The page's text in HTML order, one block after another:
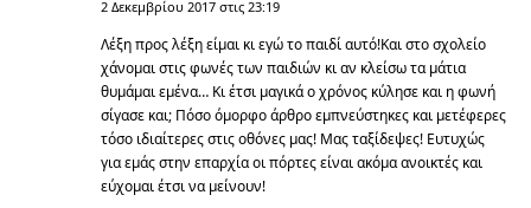
2 Δεκεμβρίου 2017 στις 23:19
Λέξη προς λέξη είμαι κι εγώ το παιδί αυτό!Και στο σχολείο
χάνομαι στις φωνές των παιδιών κι αν κλείσω τα μάτια
θυμάμαι εμένα… Κι έτσι μαγικά ο χρόνος κύλησε και η φωνή
σίγασε και; Πόσο όμορφο άρθρο εμπνεύστηκες και μετέφερες
τόσο ιδιαίτερες στις οθόνες μας! Μας ταξίδεψες! Ευτυχώς
για εμάς στην επαρχία οι πόρτες είναι ακόμα ανοικτές και
εύχομαι έτσι να μείνουν!